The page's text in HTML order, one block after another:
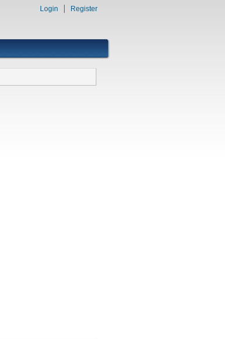
Login Register